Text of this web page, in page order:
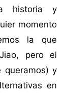
historia y
momento
la que
pero el
queramos) y
en